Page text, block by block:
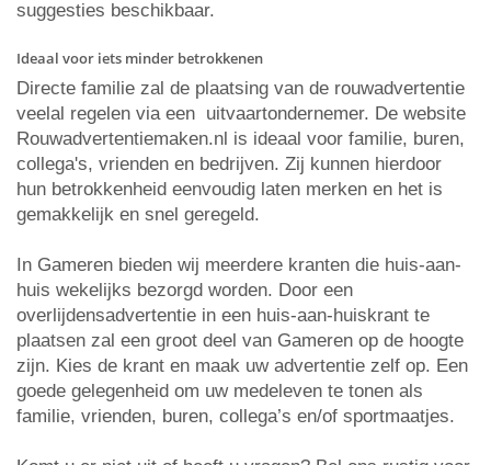
suggesties beschikbaar.
Ideaal voor iets minder betrokkenen
Directe familie zal de plaatsing van de rouwadvertentie
veelal regelen via een uitvaartondernemer. De website
Rouwadvertentiemaken.nl is ideaal voor familie, buren,
collega's, vrienden en bedrijven. Zij kunnen hierdoor
hun betrokkenheid eenvoudig laten merken en het is
gemakkelijk en snel geregeld.
In Gameren bieden wij meerdere kranten die huis-aan-
huis wekelijks bezorgd worden. Door een
overlijdensadvertentie in een huis-aan-huiskrant te
plaatsen zal een groot deel van Gameren op de hoogte
zijn. Kies de krant en maak uw advertentie zelf op. Een
goede gelegenheid om uw medeleven te tonen als
familie, vrienden, buren, collega’s en/of sportmaatjes.